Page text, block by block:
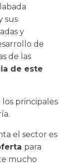
sus
y
de
de las
de este
principales
el sector es
para
mucho